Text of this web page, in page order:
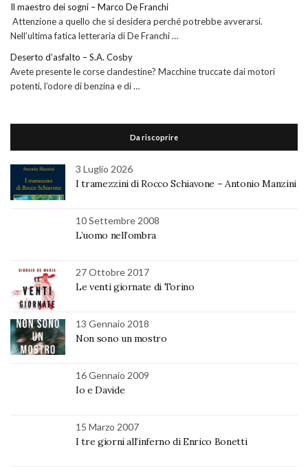
Il maestro dei sogni – Marco De Franchi
Attenzione a quello che si desidera perché potrebbe avverarsi.
Nell’ultima fatica letteraria di De Franchi …
Deserto d’asfalto – S.A. Cosby
Avete presente le corse clandestine? Macchine truccate dai motori
potenti, l’odore di benzina e di …
Da riscoprire
3 Luglio 2026
I tramezzini di Rocco Schiavone – Antonio Manzini
10 Settembre 2008
L’uomo nell’ombra
27 Ottobre 2017
Le venti giornate di Torino
13 Gennaio 2018
Non sono un mostro
16 Gennaio 2009
Io e Davide
15 Marzo 2007
I tre giorni all’inferno di Enrico Bonetti